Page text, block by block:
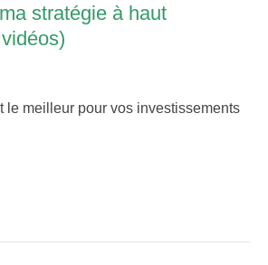
stratégie à haut
le meilleur pour vos investissements